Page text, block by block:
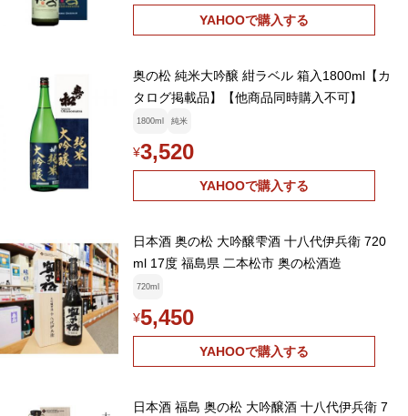
YAHOOで購入する
奥の松 純米大吟醸 紺ラベル 箱入1800ml【カ
タログ掲載品】【他商品同時購入不可】
1800ml 純米
¥3,520
YAHOOで購入する
日本酒 奥の松 大吟醸雫酒 十八代伊兵衛 720
ml 17度 福島県 二本松市 奥の松酒造
720ml
¥5,450
YAHOOで購入する
日本酒 福島 奥の松 大吟醸酒 十八代伊兵衛 7